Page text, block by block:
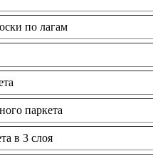
по лагам
паркета
в 3 слоя